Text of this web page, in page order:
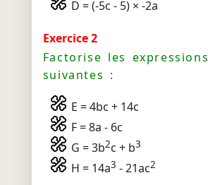
D = (-5c - 5) × -2a
Exercice 2
Factorise les expressions
suivantes :
E = 4bc + 14c
F = 8a - 6c
G = 3b2c + b3
H = 14a3 - 21ac2